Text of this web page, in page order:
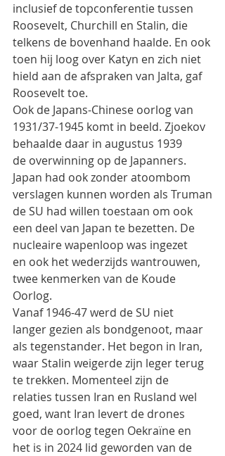
inclusief de topconferentie tussen
Roosevelt, Churchill en Stalin, die
telkens de bovenhand haalde. En ook
toen hij loog over Katyn en zich niet
hield aan de afspraken van Jalta, gaf
Roosevelt toe.
Ook de Japans-Chinese oorlog van
1931/37-1945 komt in beeld. Zjoekov
behaalde daar in augustus 1939
de overwinning op de Japanners.
Japan had ook zonder atoombom
verslagen kunnen worden als Truman
de SU had willen toestaan om ook
een deel van Japan te bezetten. De
nucleaire wapenloop was ingezet
en ook het wederzijds wantrouwen,
twee kenmerken van de Koude
Oorlog.
Vanaf 1946-47 werd de SU niet
langer gezien als bondgenoot, maar
als tegenstander. Het begon in Iran,
waar Stalin weigerde zijn leger terug
te trekken. Momenteel zijn de
relaties tussen Iran en Rusland wel
goed, want Iran levert de drones
voor de oorlog tegen Oekraïne en
het is in 2024 lid geworden van de